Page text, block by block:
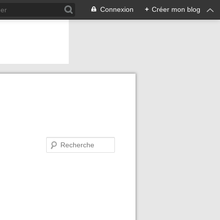
Connexion + Créer mon blog